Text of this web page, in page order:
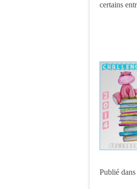
certains
Publié dans